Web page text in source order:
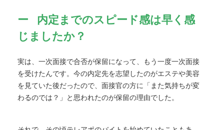
内定までのスピード感は早く感
じましたか？
実は、一次面接で合否が保留になって、もう一度一次面接
を受けたんです。今の内定先を志望したのがエステや美容
を見ていた後だったので、面接官の方に「また気持ちが変
わるのでは？」と思われたのが保留の理由でした。